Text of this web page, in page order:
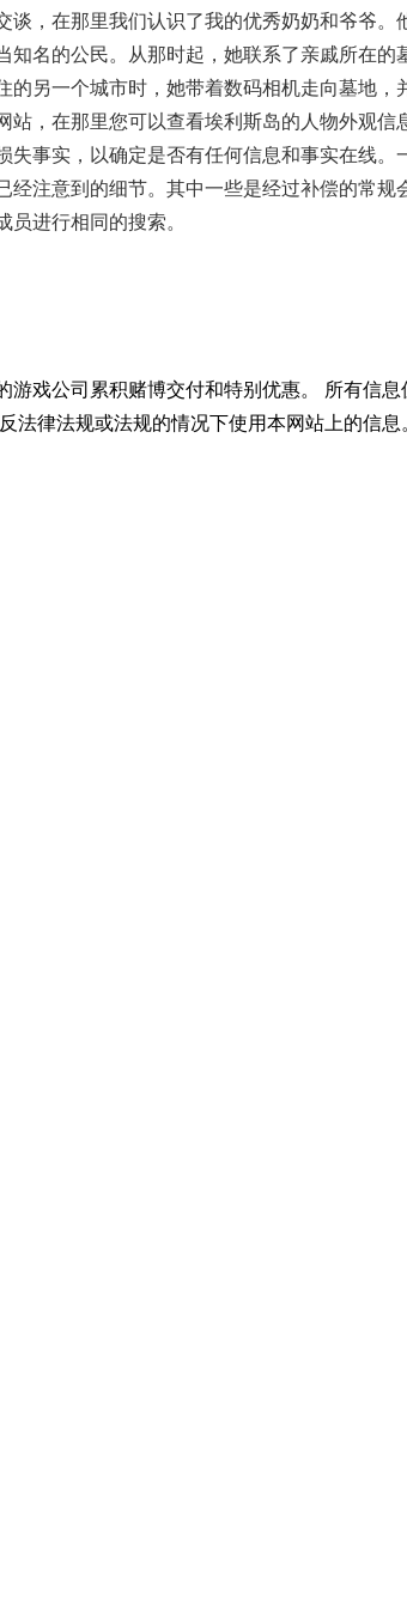
谈，在那里我们认识了我的优秀奶奶和爷爷。
知名的公民。从那时起，她联系了亲戚所在的
另一个城市时，她带着数码相机走向墓地，
，在那里您可以查看埃利斯岛的人物外观信
事实，以确定是否有任何信息和事实在线。
注意到的细节。其中一些是经过补偿的常规
进行相同的搜索。
戏公司累积赌博交付和特别优惠。 所有信
法律法规或法规的情况下使用本网站上的信